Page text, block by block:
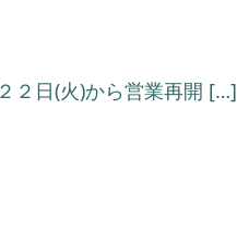
２日(火)から営業再開 […]